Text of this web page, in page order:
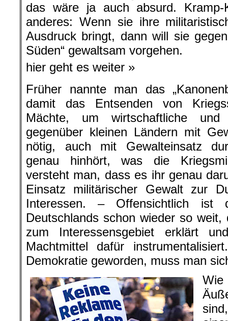
das wäre ja auch absurd. Kramp-
anderes: Wenn sie ihre
Ausdruck bringt, dann will sie
Süden“ gewaltsam vorgehen.
hier geht es weiter »
Früher nannte man das
damit das Entsenden von
Mächte, um wirtschaftliche und
gegenüber kleinen Ländern mit
nötig, auch mit Gewalteinsatz
genau hinhört, was die
versteht man, dass es ihr genau
Einsatz militärischer Gewalt zur
Interessen. – Offensichtlich ist
Deutschlands schon wieder so
zum Interessensgebiet erklärt
Machtmittel dafür
Demokratie geworden, muss man